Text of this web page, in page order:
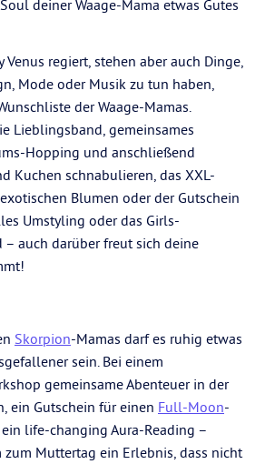
deiner Waage-Mama etwas Gutes
Venus regiert, stehen aber auch Dinge,
Mode oder Musik zu tun haben,
der Waage-Mamas.
Lieblingsband, gemeinsames
Hopping und anschließend
Kuchen schnabulieren, das XXL-
Blumen oder der Gutschein
Umstyling oder das Girls-
– auch darüber freut sich deine
Skorpion-Mamas darf es ruhig etwas
sein. Bei einem
gemeinsame Abenteuer in der
ein Gutschein für einen Full-Moon-
life-changing Aura-Reading –
Muttertag ein Erlebnis, dass nicht